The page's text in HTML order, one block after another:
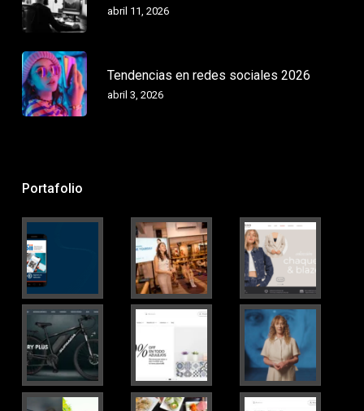
abril 11, 2026
Tendencias en redes sociales 2026
abril 3, 2026
Portafolio